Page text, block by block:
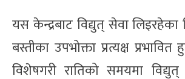
यस केन्द्रबाट विद्युत् सेवा लिइरहेका
बस्तीका उपभोक्ता प्रत्यक्ष
विशेषगरी रातिको समयमा